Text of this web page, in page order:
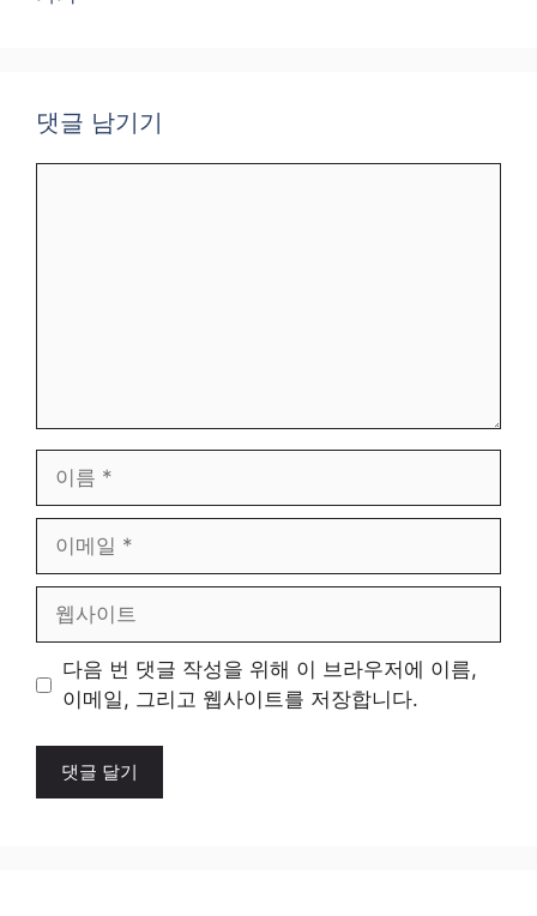
댓글 남기기
일
트
다음 번 댓글 작성을 위해 이 브라우저에 이름,
이메일, 그리고 웹사이트를 저장합니다.